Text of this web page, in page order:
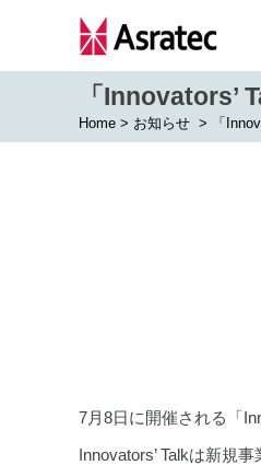
「Innovators’
Home > お知らせ > 「
7月8日に開催される「
Innovators’ Talkは新規